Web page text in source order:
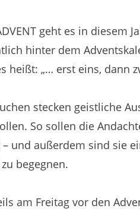
geht es in
hinter dem
heißt: „… erst eins, dann
stecken geistliche
So sollen die
und außerdem sind sie
begegnen.
am Freitag vor den